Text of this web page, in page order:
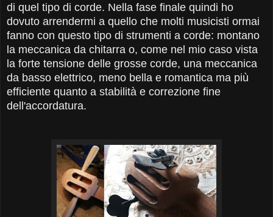
di quel tipo di corde. Nella fase finale quindi ho
dovuto arrendermi a quello che molti musicisti ormai
fanno con questo tipo di strumenti a corde: montano
la meccanica da chitarra o, come nel mio caso vista
la forte tensione delle grosse corde, una meccanica
da basso elettrico, meno bella e romantica ma più
efficiente quanto a stabilità e correzione fine
dell'accordatura.